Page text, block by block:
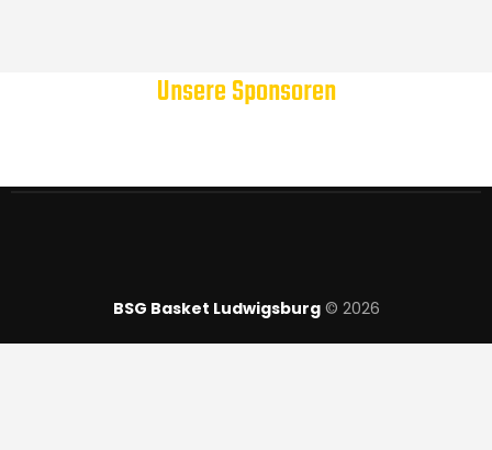
Unsere Sponsoren
BSG Basket Ludwigsburg© 2026